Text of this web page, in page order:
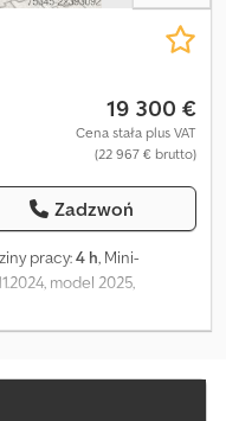
19 300 €
Cena stała plus VAT
(22 967 € brutto)
Zadzwoń
pracy:4 h, Mini-
model 2025,
dodatkową
do młota, ramię z
zasilania
stan jak nowa.